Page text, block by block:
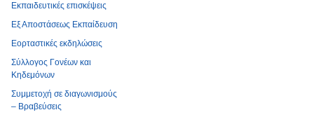
Εκπαιδευτικές επισκέψεις
Εξ Αποστάσεως Εκπαίδευση
Εορταστικές εκδηλώσεις
Σύλλογος Γονέων και
Κηδεμόνων
Συμμετοχή σε διαγωνισμούς
– Βραβεύσεις